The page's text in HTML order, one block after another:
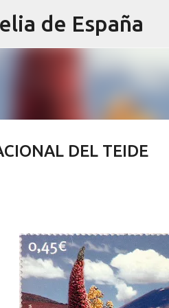
de España
DEL TEIDE